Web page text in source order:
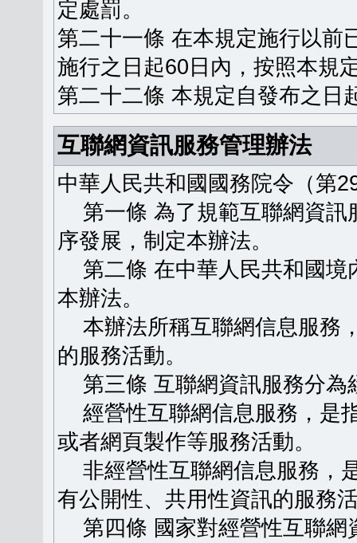
定處罰。
第二十一條 在本規定施行以前
施行之日起60日內，按照本規
第二十二條 本規定自發布之日
互聯網資訊服務管理辦法
中華人民共和國國務院令（第
第一條 為了規範互聯網資訊
序發展，制定本辦法。
第二條 在中華人民共和國境
本辦法。
本辦法所稱互聯網信息服務
的服務活動。
第三條 互聯網資訊服務分為
經營性互聯網信息服務，是
或者網頁製作等服務活動。
非經營性互聯網信息服務，
有公開性、共用性資訊的服務
第四條 國家對經營性互聯網